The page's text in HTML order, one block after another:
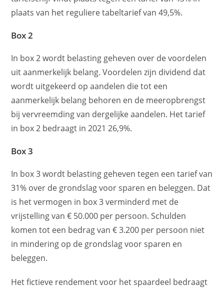
plaats van het reguliere tabeltarief van 49,5%.
Box 2
In box 2 wordt belasting geheven over de voordelen
uit aanmerkelijk belang. Voordelen zijn dividend dat
wordt uitgekeerd op aandelen die tot een
aanmerkelijk belang behoren en de meeropbrengst
bij vervreemding van dergelijke aandelen. Het tarief
in box 2 bedraagt in 2021 26,9%.
Box 3
In box 3 wordt belasting geheven tegen een tarief van
31% over de grondslag voor sparen en beleggen. Dat
is het vermogen in box 3 verminderd met de
vrijstelling van € 50.000 per persoon. Schulden
komen tot een bedrag van € 3.200 per persoon niet
in mindering op de grondslag voor sparen en
beleggen.
Het fictieve rendement voor het spaardeel bedraagt